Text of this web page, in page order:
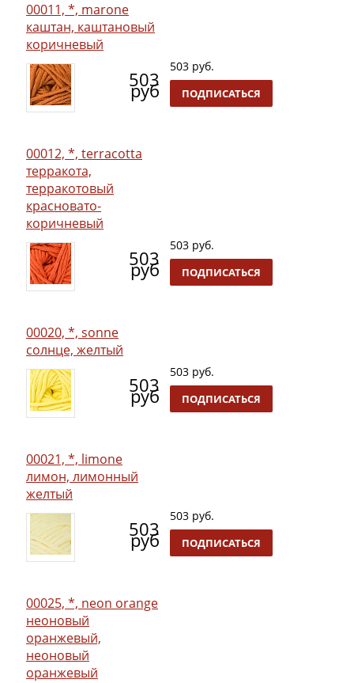
00011, *, marone
каштан, каштановый
коричневый
503
руб
503 руб.
ПОДПИСАТЬСЯ
00012, *, terracotta
терракота,
терракотовый
красновато-
коричневый
503
руб
503 руб.
ПОДПИСАТЬСЯ
00020, *, sonne
солнце, желтый
503
руб
503 руб.
ПОДПИСАТЬСЯ
00021, *, limone
лимон, лимонный
желтый
503
руб
503 руб.
ПОДПИСАТЬСЯ
00025, *, neon orange
неоновый
оранжевый,
неоновый
оранжевый